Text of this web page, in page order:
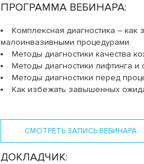
ПРОГРАММА ВЕБИНАРА:
Комплексная диагностика –
малоинвазивными процедурами.
Методы диагностики качества
Методы диагностики лифтинга и
Методы диагностики перед
Как избежать завышенных
СМОТРЕТЬ ЗАПИСЬ ВЕБИНАРА
ДОКЛАДЧИК: